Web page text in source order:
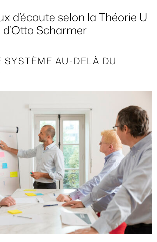
d’écoute selon la Théorie U
d’Otto Scharmer
SYSTÈME AU-DELÀ DU